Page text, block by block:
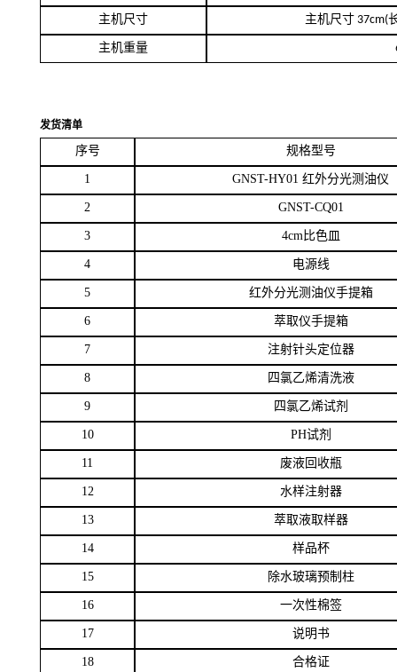
主机尺寸 主机尺寸 37cm(
主机重量
发货清单
序号 规格型号
1 GNST-HY01 红外分光测油仪
2 GNST-CQ01
3 4cm比色皿
4 电源线
5 红外分光测油仪手提箱
6 萃取仪手提箱
7 注射针头定位器
8 四氯乙烯清洗液
9 四氯乙烯试剂
10 PH试剂
11 废液回收瓶
12 水样注射器
13 萃取液取样器
14 样品杯
15 除水玻璃预制柱
16 一次性棉签
17 说明书
18 合格证